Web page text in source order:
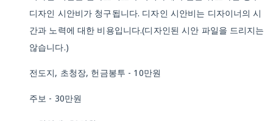
디자인 시안비가 청구됩니다. 디자인 시안비는 디자이너의 시
간과 노력에 대한 비용입니다.(디자인된 시안 파일을 드리지는
않습니다.)
전도지, 초청장, 헌금봉투 - 10만원
주보 - 30만원